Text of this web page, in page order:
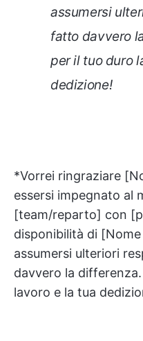
assumersi
fatto davvero
per il tuo duro
dedizione!
*Vorrei ringraziare
essersi impegnato al
[team/reparto] con
disponibilità di
assumersi ulteriori
davvero la
lavoro e la tua